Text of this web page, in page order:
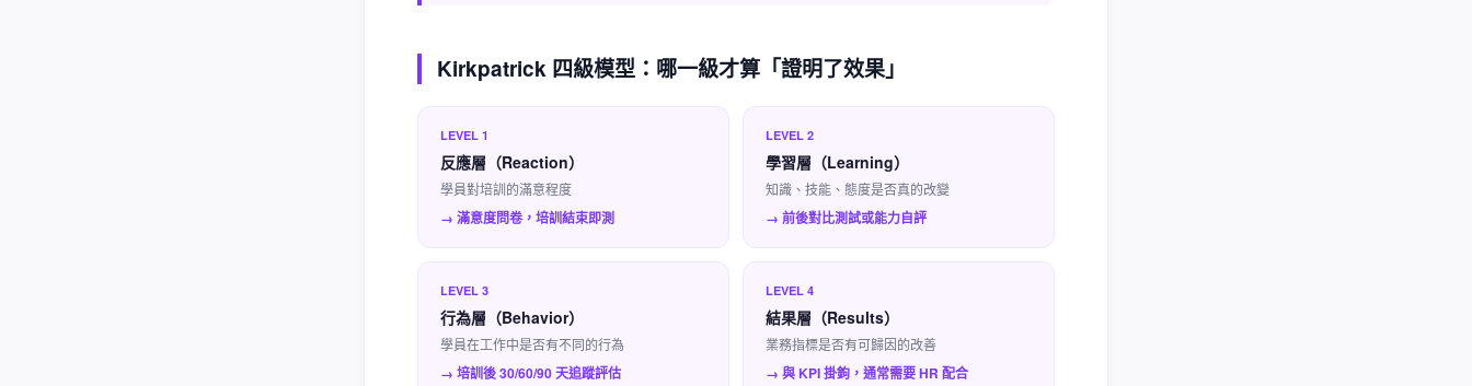
Kirkpatrick 四級模型：哪一級才算「證明了效果」
LEVEL 1
反應層（Reaction）
學員對培訓的滿意程度
→ 滿意度問卷，培訓結束即測
LEVEL 2
學習層（Learning）
知識、技能、態度是否真的改變
→ 前後對比測試或能力自評
LEVEL 3
行為層（Behavior）
學員在工作中是否有不同的行為
→ 培訓後 30/60/90 天追蹤評估
LEVEL 4
結果層（Results）
業務指標是否有可歸因的改善
→ 與 KPI 掛鉤，通常需要 HR 配合